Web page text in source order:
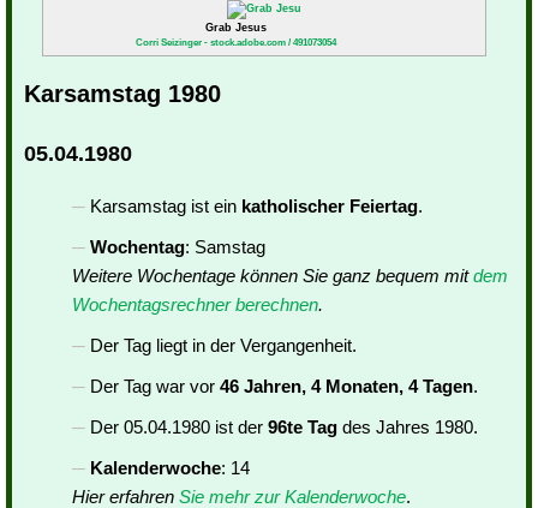
Grab Jesus
Corri Seizinger - stock.adobe.com / 491073054
Karsamstag 1980
05.04.1980
Karsamstag ist ein katholischer Feiertag.
Wochentag: Samstag
Weitere Wochentage können Sie ganz bequem mitdem
Wochentagsrechner berechnen.
Der Tag liegt in der Vergangenheit.
Der Tag war vor 46 Jahren, 4 Monaten, 4 Tagen.
Der 05.04.1980 ist der 96te Tag des Jahres 1980.
Kalenderwoche: 14
Hier erfahren Sie mehr zur Kalenderwoche.